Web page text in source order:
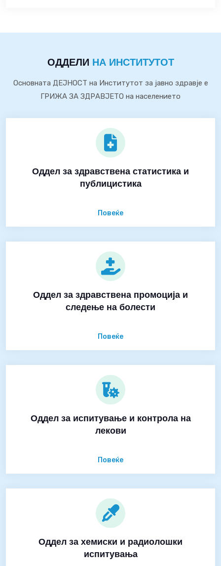
ОДДЕЛИ НА ИНСТИТУТОТ
Основната ДЕЈНОСТ на Институтот за јавно здравје е
ГРИЖА ЗА ЗДРАВЈЕТО на населението
Оддел за здравствена статистика и
публицистика
Повеќе
Оддел за здравствена промоција и
следење на болести
Повеќе
Оддел за испитување и контрола на
лекови
Повеќе
Оддел за хемиски и радиолошки
испитувања